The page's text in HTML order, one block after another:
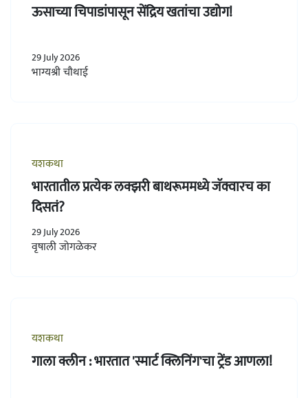
ऊसाच्या चिपाडांपासून सेंद्रिय खतांचा उद्योग!
29 July 2026
भाग्यश्री चौथाई
यशकथा
भारतातील प्रत्येक लक्झरी बाथरूममध्ये जॅक्वारच का
दिसतं?
29 July 2026
वृषाली जोगळेकर
यशकथा
गाला क्लीन : भारतात 'स्मार्ट क्लिनिंग'चा ट्रेंड आणला!